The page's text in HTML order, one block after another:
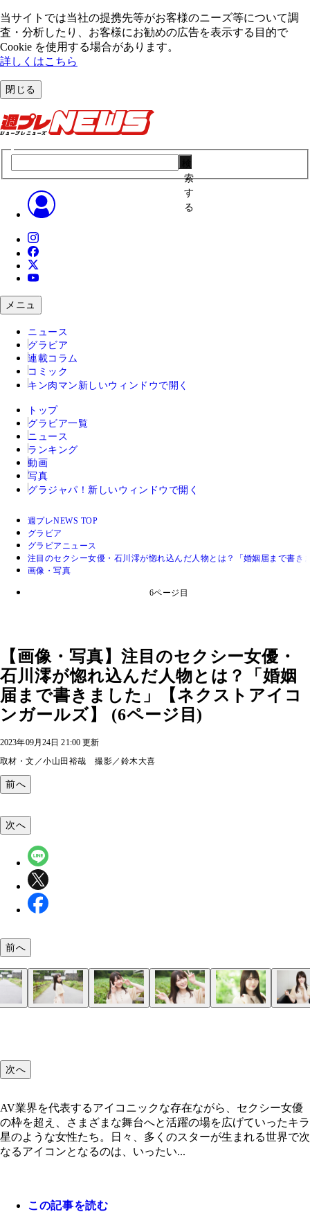
当サイトでは当社の提携先等がお客様のニーズ等について調
査・分析したり、お客様にお勧めの広告を表⽰する⽬的で
Cookie を使⽤する場合があります。
詳しくはこちら
閉じる
索
す
る
メニュ
ニュース
グラビア
連載コラム
コミック
キン肉マン 新しいウィンドウで開く
トップ
グラビア一覧
ニュース
ランキング
動画
写真
グラジャパ！ 新しいウィンドウで開く
週プレNEWS TOP
グラビア
グラビアニュース
注目のセクシー女優・石川澪が惚れ込んだ人物とは？「婚姻届まで書き
画像・写真
6ページ目
【画像・写真】注目のセクシー女優・
石川澪が惚れ込んだ人物とは？「婚姻
届まで書きました」【ネクストアイコ
ンガールズ】 (6ページ目)
2023年09月24日 21:00 更新
取材・文／小山田裕哉 撮影／鈴木大喜
前へ
次へ
前へ
次へ
AV業界を代表するアイコニックな存在ながら、セクシー女優
の枠を超え、さまざまな舞台へと活躍の場を広げていったキラ
星のような女性たち。日々、多くのスターが生まれる世界で次
なるアイコンとなるのは、いったい...
この記事を読む